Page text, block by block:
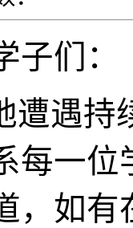
子们：
遭遇持
每一位
，如有